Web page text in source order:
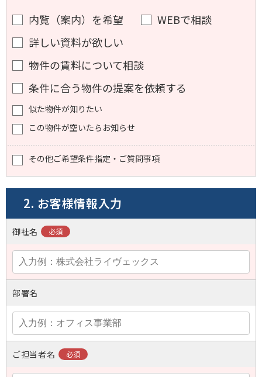
内覧（案内）を希望
WEBで相談
詳しい資料が欲しい
物件の賃料について相談
条件に合う物件の提案を依頼する
似た物件が知りたい
この物件が空いたらお知らせ
その他ご希望条件指定・ご質問事項
2. お客様情報入力
御社名
部署名
ご担当者名